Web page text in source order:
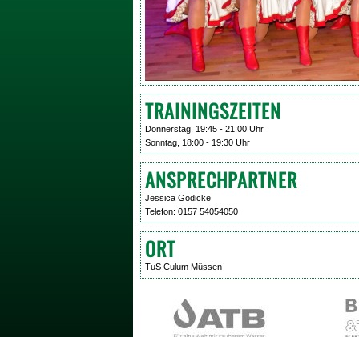
TRAININGSZEITEN
Donnerstag, 19:45 - 21:00 Uhr
Sonntag, 18:00 - 19:30 Uhr
ANSPRECHPARTNER
Jessica Gödicke
Telefon: 0157 54054050
ORT
TuS Culum Müssen